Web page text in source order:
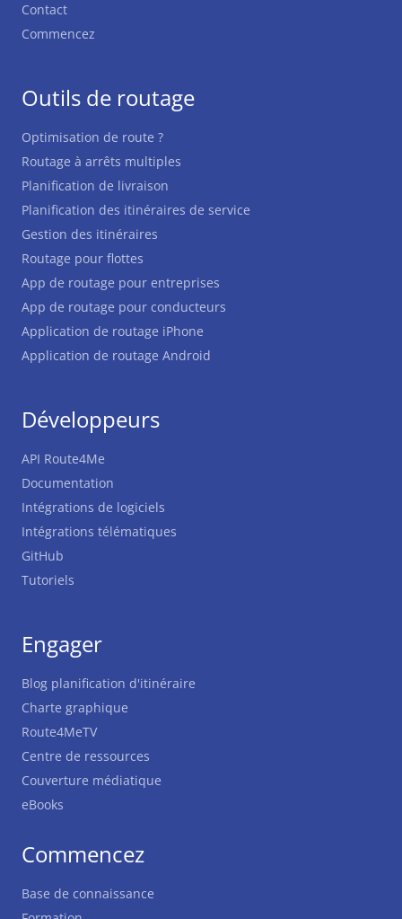
Contact
Commencez
Outils de routage
Optimisation de route ?
Routage à arrêts multiples
Planification de livraison
Planification des itinéraires de service
Gestion des itinéraires
Routage pour flottes
App de routage pour entreprises
App de routage pour conducteurs
Application de routage iPhone
Application de routage Android
Commencez
Base de connaissance
Développeurs
API Route4Me
Documentation
Intégrations de logiciels
Intégrations télématiques
GitHub
Tutoriels
Engager
Blog planification d'itinéraire
Charte graphique
Route4MeTV
Centre de ressources
Couverture médiatique
eBooks